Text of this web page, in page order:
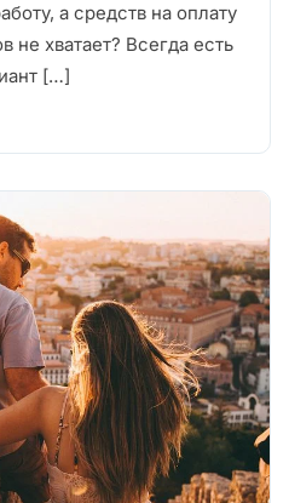
а средств на оплату
не хватает? Всегда есть
[…]